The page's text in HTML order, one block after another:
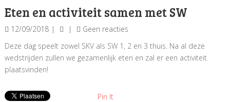
Eten en activiteit samen met SW
12/09/2018
Geen reacties
Deze dag speelt zowel SKV als SW 1, 2 en 3 thuis. Na al deze
wedstrijden zullen we gezamenlijk eten en zal er een activiteit
plaatsvinden!
Pin It